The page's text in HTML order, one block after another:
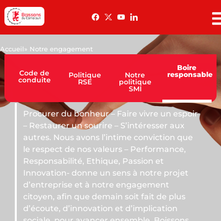
Accueil» Notre engagement
Code de
conduite
Politique
RSE
Notre
politique
SMI
Boire
responsable
du bonheur – Faire vivre un espoir
un sourire – S’intéresser aux
Nous avons l’intime conviction que
de nos valeurs – Performance,
Ethique, Passion et
donne un sens à notre projet
et à notre engagement
afin que demain soit fait de plus
d’innovation et d’implication